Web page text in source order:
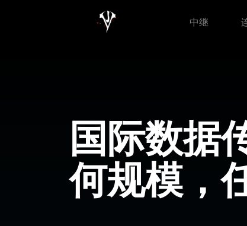
中继
国际数据
何规模，